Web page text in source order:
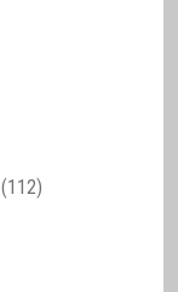
(112)